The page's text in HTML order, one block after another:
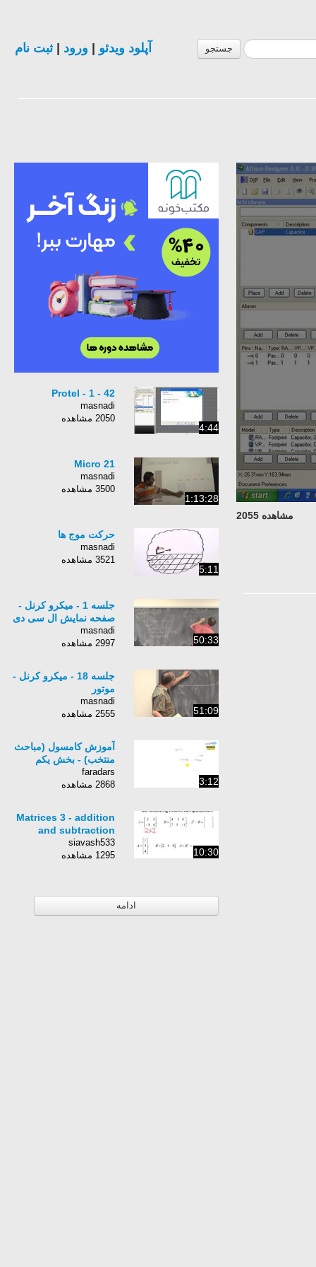
جستجو آپلود ویدئو ورود |ثبت نام
مشاهده 2055
4:44
Protel - 1 - 42
masnadi
2050 مشاهده
1:13:28
Micro 21
masnadi
3500 مشاهده
5:11
حرکت موج ها
masnadi
3521 مشاهده
50:33
جلسه 1 - میکرو کرنل -
صفحه نمایش ال سی دی
masnadi
2997 مشاهده
51:09
جلسه 18 - میکرو کرنل -
موتور
masnadi
2555 مشاهده
3:12
آموزش کامسول (مباحث
منتخب) - بخش یکم
faradars
2868 مشاهده
10:30
Matrices 3 - addition
and subtraction
siavash533
1295 مشاهده
ادامه